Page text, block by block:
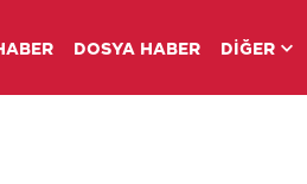
DOSYA HABER DİĞER